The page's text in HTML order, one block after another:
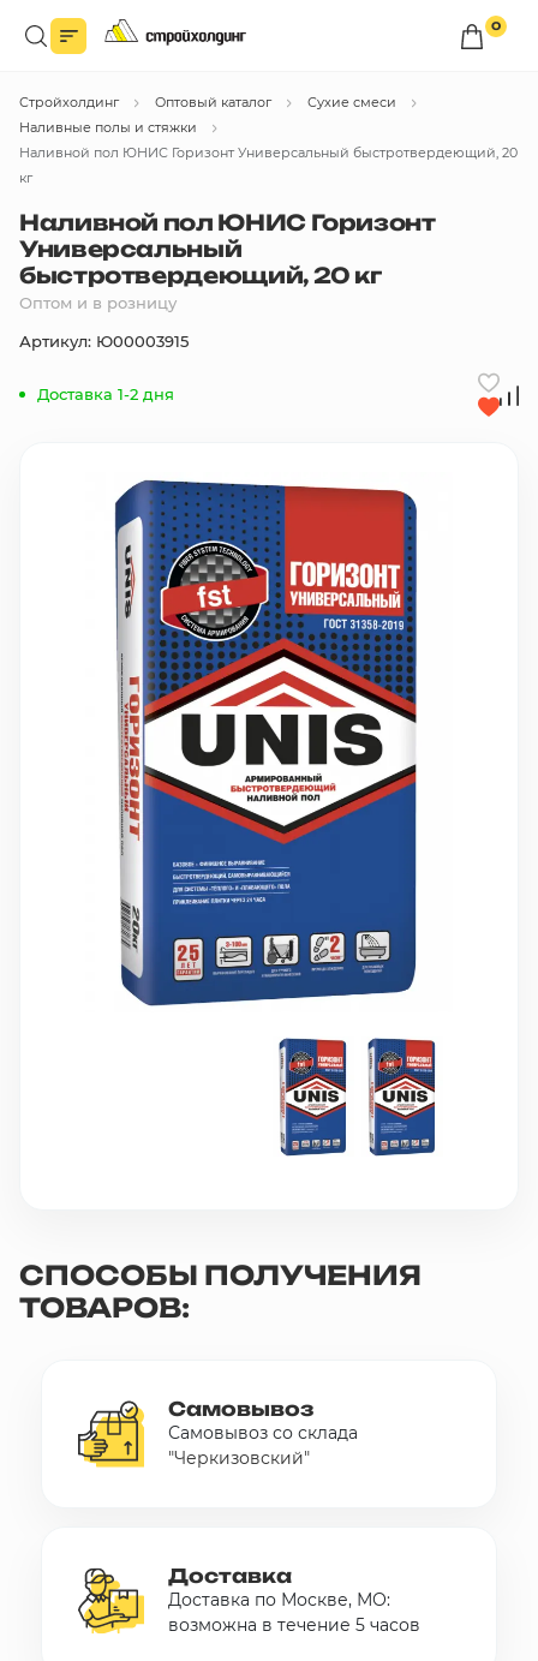
0
Войдите в личный кабинет
Вы сможете оформлять заказы
Каталог товаров
бренды
В корзину
10 000 ₽
Минимальный заказ
+7(495) 988-86-47
sales@stroyholding.ru
Телеграм
Оплата
Все бренды
Стройхолдинг Оптовый каталог
Сухие смеси
Наливные полы и стяжки
Наливной пол ЮНИС Горизонт Универсальный быстротвердеющий, 20
кг
Наливной пол ЮНИС Горизонт
Универсальный
быстротвердеющий, 20 кг
Оптом и в розницу
Артикул: Ю00003915
Доставка 1-2 дня
СПОСОБЫ ПОЛУЧЕНИЯ
ТОВАРОВ:
Самовывоз
Самовывоз со склада
"Черкизовский"
Доставка
Доставка по Москве, МО:
возможна в течение 5 часов